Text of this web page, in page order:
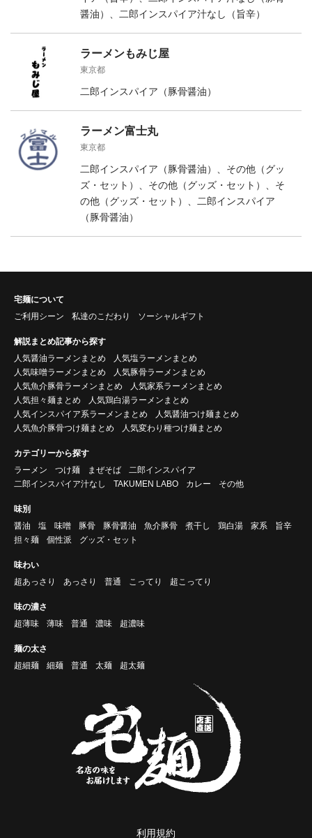
醤油）、二郎インスパイア汁なし（旨辛）
ラーメンもみじ屋
東京都
二郎インスパイア（豚骨醤油）
ラーメン富士丸
東京都
二郎インスパイア（豚骨醤油）、その他（グッ
ズ・セット）、その他（グッズ・セット）、そ
の他（グッズ・セット）、二郎インスパイア
（豚骨醤油）
宅麺について
ご利用シーン
私達のこだわり ソーシャルギフト
解説まとめ記事から探す
人気醤油ラーメンまとめ
人気塩ラーメンまとめ
人気味噌ラーメンまとめ
人気豚骨ラーメンまとめ
人気魚介豚骨ラーメンまとめ
人気家系ラーメンまとめ
人気担々麺まとめ
人気鶏白湯ラーメンまとめ
人気インスパイア系ラーメンまとめ
人気醤油つけ麺まとめ
人気魚介豚骨つけ麺まとめ
人気変わり種つけ麺まとめ
カテゴリーから探す
ラーメン
つけ麺 まぜそば
二郎インスパイア
二郎インスパイア汁なし
TAKUMEN LABO カレー その他
味別
醤油
塩 味噌 豚骨 豚骨醤油 魚介豚骨 煮干し 鶏白湯 家系
旨辛
担々麺
個性派 グッズ・セット
味わい
超あっさり
あっさり 普通 こってり 超こってり
味の濃さ
超薄味
薄味 普通 濃味 超濃味
麺の太さ
超細麺
細麺 普通 太麺 超太麺
利用規約